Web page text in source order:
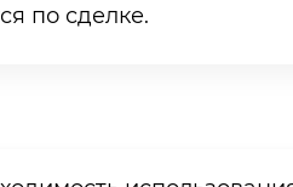
по сделке.